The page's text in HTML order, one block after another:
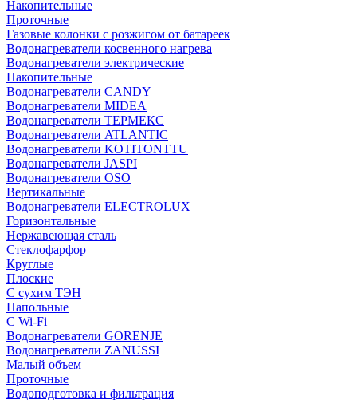
Накопительные
Проточные
Газовые колонки с розжигом от батареек
Водонагреватели косвенного нагрева
Водонагреватели электрические
Накопительные
Водонагреватели CANDY
Водонагреватели MIDEA
Водонагреватели ТЕРМЕКС
Водонагреватели ATLANTIC
Водонагреватели KOTITONTTU
Водонагреватели JASPI
Водонагреватели OSO
Вертикальные
Водонагреватели ELECTROLUX
Горизонтальные
Нержавеющая сталь
Стеклофарфор
Круглые
Плоские
С сухим ТЭН
Напольные
С Wi-Fi
Водонагреватели GORENJE
Водонагреватели ZANUSSI
Малый объем
Проточные
Водоподготовка и фильтрация